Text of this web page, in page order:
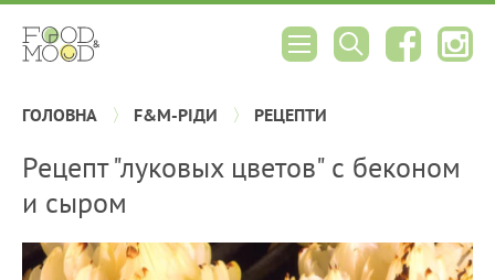
ГОЛОВНА F&M-РІДИ РЕЦЕПТИ
Рецепт "луковых цветов" с беконом
и сыром